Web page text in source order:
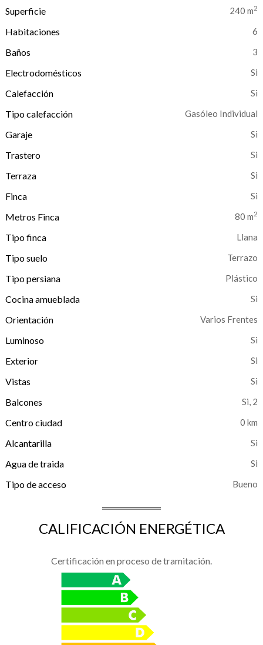
Superficie 240 m2
Habitaciones 6
Baños 3
Electrodomésticos
Calefacción
Tipo calefacción
Gasóleo Individual
Garaje
Trastero
Terraza
Finca
Metros Finca
80 m2
Tipo finca Llana
Tipo suelo Terrazo
Tipo persiana Plástico
Cocina amueblada
Orientación
Varios Frentes
Luminoso
Exterior
Vistas
Balcones
, 2
Centro ciudad 0 km
Alcantarilla
Agua de traida
Tipo de acceso
Bueno
CALIFICACIÓN ENERGÉTICA
Certificación en proceso de tramitación.